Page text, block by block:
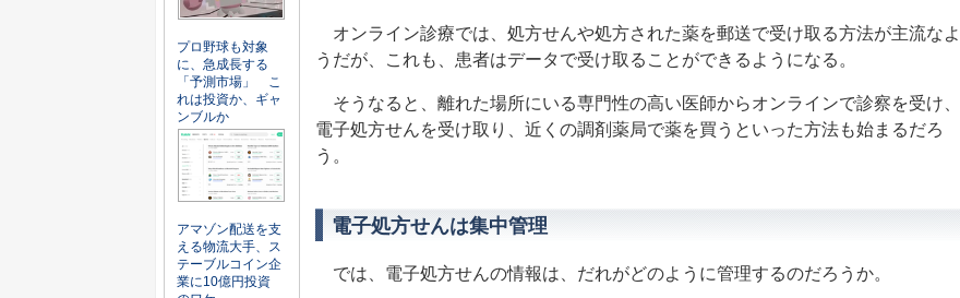
オンライン診療では、処方せんや処方された薬を郵送で受け取る方法が主流なよ
うだが、これも、患者はデータで受け取ることができるようになる。
そうなると、離れた場所にいる専門性の高い医師からオンラインで診察を受け、
電子処方せんを受け取り、近くの調剤薬局で薬を買うといった方法も始まるだろ
う。
電子処方せんは集中管理
では、電子処方せんの情報は、だれがどのように管理するのだろうか。
プロ野球も対象
に、急成長する
「予測市場」 こ
れは投資か、ギャ
ンブルか
アマゾン配送を支
える物流大手、ス
テーブルコイン企
業に10億円投資